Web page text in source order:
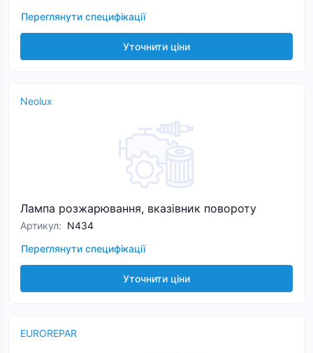
Переглянути специфікації
Уточнити ціни
Neolux
Лампа розжарювання, вказівник повороту
Артикул: N434
Переглянути специфікації
Уточнити ціни
EUROREPAR